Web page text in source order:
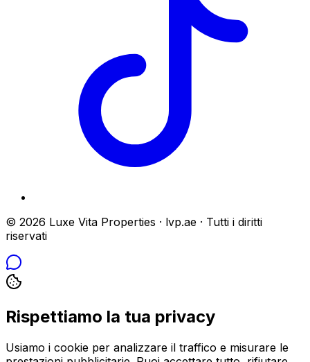
© 2026 Luxe Vita Properties · lvp.ae · Tutti i diritti
riservati
Rispettiamo la tua privacy
Usiamo i cookie per analizzare il traffico e misurare le